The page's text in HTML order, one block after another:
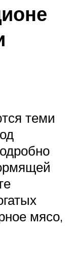
теми
мясо,